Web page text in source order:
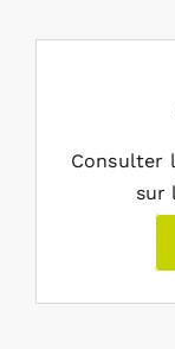
Consulter
sur